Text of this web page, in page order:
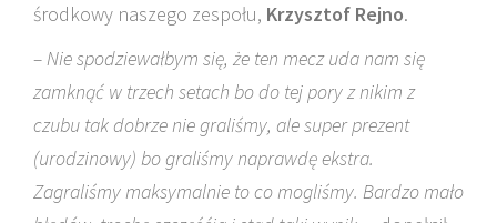
środkowy naszego zespołu, Krzysztof Rejno.
– Nie spodziewałbym się, że ten mecz uda nam się
zamknąć w trzech setach bo do tej pory z nikim z
czubu tak dobrze nie graliśmy, ale super prezent
(urodzinowy) bo graliśmy naprawdę ekstra.
Zagraliśmy maksymalnie to co mogliśmy. Bardzo mało